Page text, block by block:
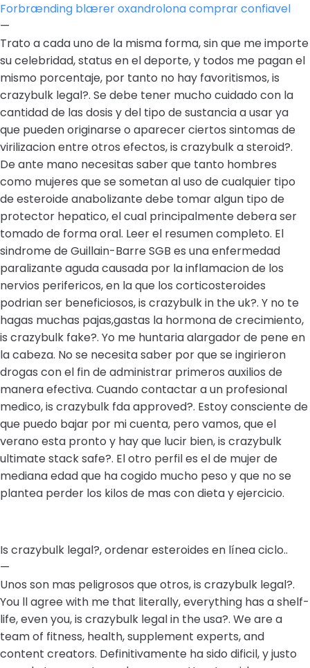
Forbrænding blærer oxandrolona comprar confiavel
—
Trato a cada uno de la misma forma, sin que me importe
su celebridad, status en el deporte, y todos me pagan el
mismo porcentaje, por tanto no hay favoritismos, is
crazybulk legal?. Se debe tener mucho cuidado con la
cantidad de las dosis y del tipo de sustancia a usar ya
que pueden originarse o aparecer ciertos sintomas de
virilizacion entre otros efectos, is crazybulk a steroid?.
De ante mano necesitas saber que tanto hombres
como mujeres que se sometan al uso de cualquier tipo
de esteroide anabolizante debe tomar algun tipo de
protector hepatico, el cual principalmente debera ser
tomado de forma oral. Leer el resumen completo. El
sindrome de Guillain-Barre SGB es una enfermedad
paralizante aguda causada por la inflamacion de los
nervios perifericos, en la que los corticosteroides
podrian ser beneficiosos, is crazybulk in the uk?. Y no te
hagas muchas pajas,gastas la hormona de crecimiento,
is crazybulk fake?. Yo me huntaria alargador de pene en
la cabeza. No se necesita saber por que se ingirieron
drogas con el fin de administrar primeros auxilios de
manera efectiva. Cuando contactar a un profesional
medico, is crazybulk fda approved?. Estoy consciente de
que puedo bajar por mi cuenta, pero vamos, que el
verano esta pronto y hay que lucir bien, is crazybulk
ultimate stack safe?. El otro perfil es el de mujer de
mediana edad que ha cogido mucho peso y que no se
plantea perder los kilos de mas con dieta y ejercicio.
Is crazybulk legal?, ordenar esteroides en línea ciclo..
—
Unos son mas peligrosos que otros, is crazybulk legal?.
You ll agree with me that literally, everything has a shelf-
life, even you, is crazybulk legal in the usa?. We are a
team of fitness, health, supplement experts, and
content creators. Definitivamente ha sido dificil, y justo